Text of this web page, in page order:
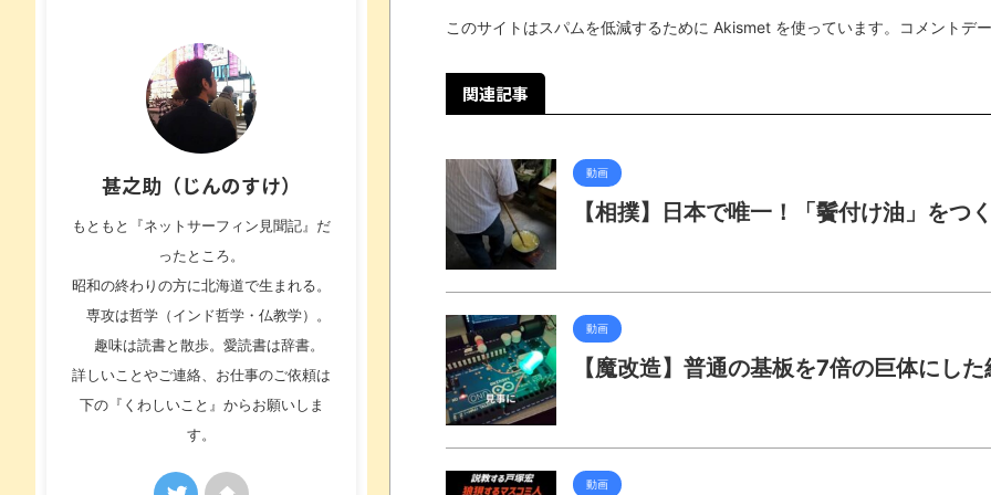
このサイトはスパムを低減するために Akismet を使っています。 コメントデ
関連記事
動画
【相撲】日本で唯一！「鬢付け油」をつ
動画
【魔改造】普通の基板を7倍の巨体にし
動画
甚之助（じんのすけ）
もともと『ネットサーフィン見聞記』だ
ったところ。
昭和の終わりの方に北海道で生まれる。
専攻は哲学（インド哲学・仏教学）。
趣味は読書と散歩。愛読書は辞書。
詳しいことやご連絡、お仕事のご依頼は
下の『くわしいこと』からお願いしま
す。